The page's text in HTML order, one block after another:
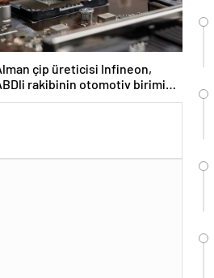
çip üreticisi Infineon,
rakibinin otomotiv birimini
milyar dolara satın aldı